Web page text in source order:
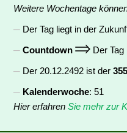
Weitere Wochentage
Der Tag liegt in der
Countdown
Der Tag
Der 20.12.2492 ist der
Kalenderwoche: 51
Hier erfahren Sie mehr zur